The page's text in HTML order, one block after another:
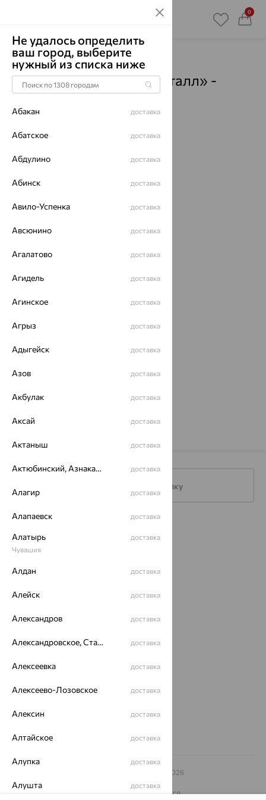
0
Главная Магазины
Ювелирный дом «Кристалл» -
Ключи- Пункты выдачи
Смотреть все города
ул. Советская, 2Б (пункт выдачи)
График работы: Пн-Сб 09:00-19:00
Подписаться на рассылку
Акции
Магазины
Покупателям
О нас
Магазины и доставка
еще 3
8 (800) 250-02-30
– 2026
Архив акций
На информационном ресурсе применяются
Не удалось определить
ваш город, выберите
нужный из списка ниже
Абакан доставка
Абатское доставка
Абдулино доставка
Абинск доставка
Авило-Успенка доставка
Авсюнино доставка
Агалатово доставка
Агидель доставка
Агинское доставка
Агрыз доставка
Адыгейск доставка
Азов доставка
Акбулак доставка
Аксай доставка
Актаныш доставка
Актюбинский, Азнакаевский район доставка
Алагир доставка
Алапаевск доставка
Алатырь
Чувашия
доставка
Алдан доставка
Алейск доставка
Александров доставка
Александровское, Ставропольский край доставка
Алексеевка доставка
Алексеево-Лозовское доставка
Алексин доставка
Алтайское доставка
Алупка доставка
Алушта доставка